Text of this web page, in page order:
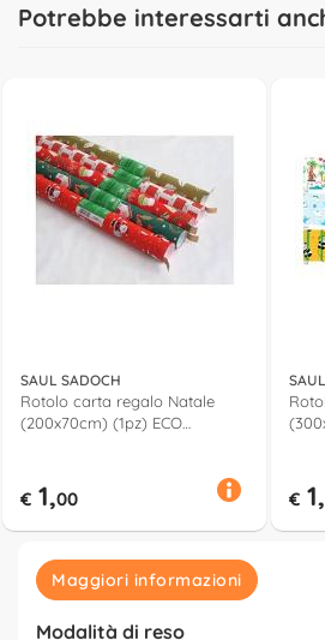
Potrebbe interessarti
SAUL SADOCH
Rotolo carta regalo Natale
(200x70cm) (1pz) ECO
€ 1,00 € 1,
Maggiori informazioni
Modalità di reso